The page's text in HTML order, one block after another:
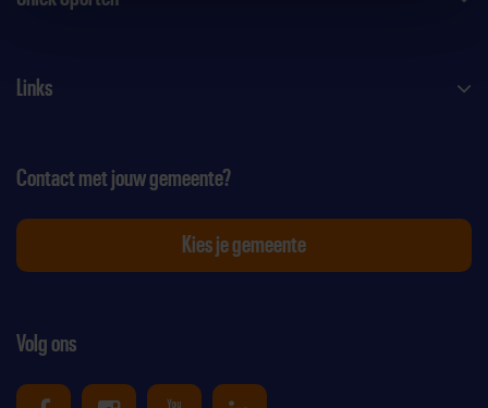
Links
Volg ons
Contact met jouw gemeente?
Kies je gemeente